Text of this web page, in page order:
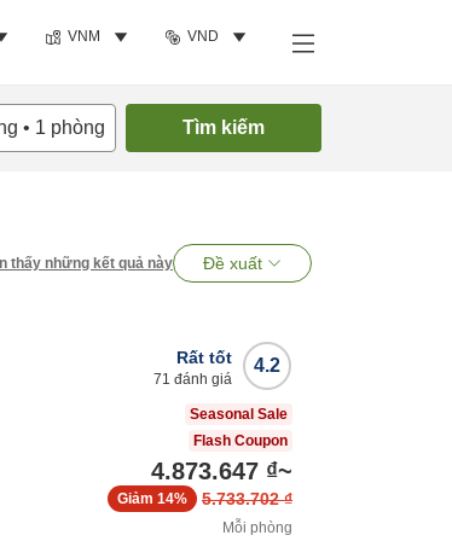
VNM VND
• 1 phòng Tìm kiếm
thấy những kết quả này Đề xuất
4.2
Rất tốt
71 đánh giá
Seasonal Sale
Flash Coupon
4.873.647 ₫~
5.733.702 ₫
Giảm 14%
Mỗi phòng